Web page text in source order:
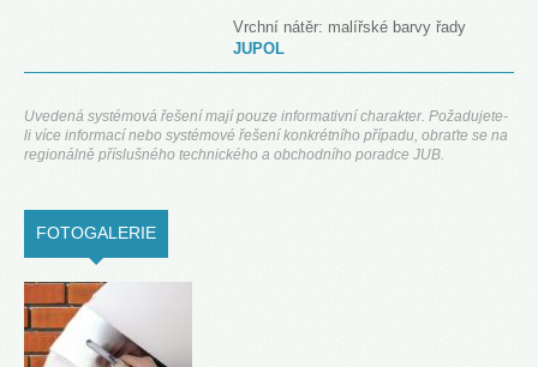
Vrchní nátěr: malířské barvy řady
JUPOL
Uvedená systémová řešení mají pouze informativní charakter. Požadujete-
li více informací nebo systémové řešení konkrétního případu, obraťte se na
regionálně příslušného technického a obchodního poradce JUB.
FOTOGALERIE